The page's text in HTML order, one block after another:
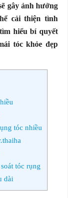
gây ảnh hưởng
cải thiện tình
hiểu bí quyết
tóc khỏe đẹp
tóc nhiều
tóc rụng
dài